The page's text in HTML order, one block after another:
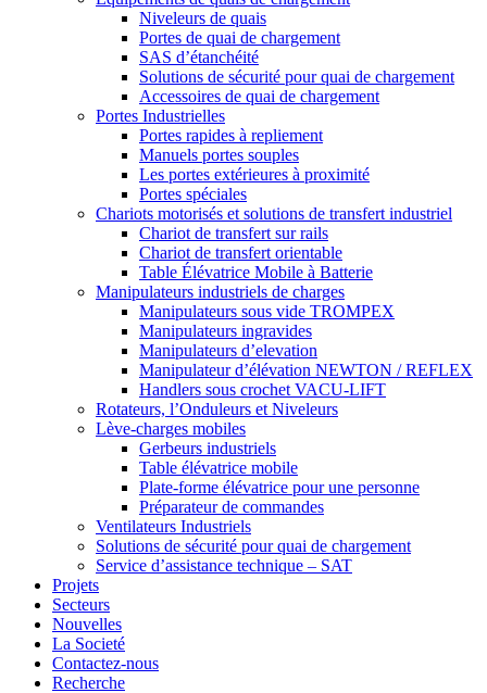
Niveleurs de quais
Portes de quai de chargement
SAS d’étanchéité
Solutions de sécurité pour quai de chargement
Accessoires de quai de chargement
Portes Industrielles
Portes rapides à repliement
Manuels portes souples
Les portes extérieures à proximité
Portes spéciales
Chariots motorisés et solutions de transfert industriel
Chariot de transfert sur rails
Chariot de transfert orientable
Table Élévatrice Mobile à Batterie
Manipulateurs industriels de charges
Manipulateurs sous vide TROMPEX
Manipulateurs ingravides
Manipulateurs d’elevation
Manipulateur d’élévation NEWTON / REFLEX
Handlers sous crochet VACU-LIFT
Rotateurs, l’Onduleurs et Niveleurs
Lève-charges mobiles
Gerbeurs industriels
Table élévatrice mobile
Plate-forme élévatrice pour une personne
Préparateur de commandes
Ventilateurs Industriels
Solutions de sécurité pour quai de chargement
Service d’assistance technique – SAT
Projets
Secteurs
Nouvelles
La Societé
Contactez-nous
Recherche